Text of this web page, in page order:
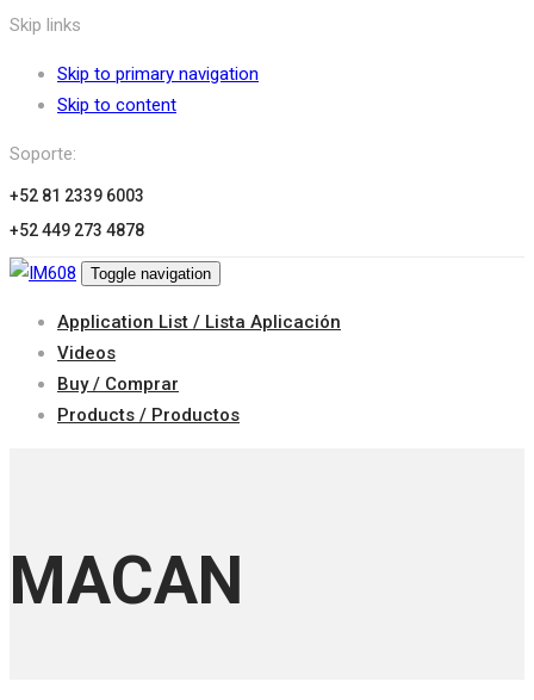
Skip links
Skip to primary navigation
Skip to content
Soporte:
+52 81 2339 6003
+52 449 273 4878
Toggle navigation
Application List / Lista Aplicación
Videos
Buy / Comprar
Products / Productos
MACAN